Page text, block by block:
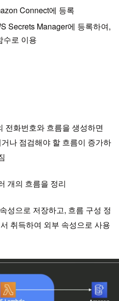
Connect에 등록
Secrets Manager에 등록하여,
수로 이용
전화번호와 흐름을 생성하면
나 점검해야 할 흐름이 증가하
개의 흐름을 정리
성으로 저장하고, 흐름 구성 정
취득하여 외부 속성으로 사용